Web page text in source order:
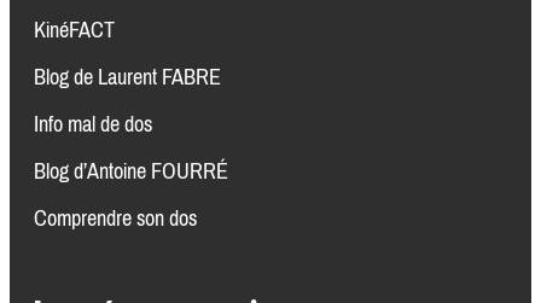
KinéFACT
Blog de Laurent FABRE
Info mal de dos
Blog d’Antoine FOURRÉ
Comprendre son dos